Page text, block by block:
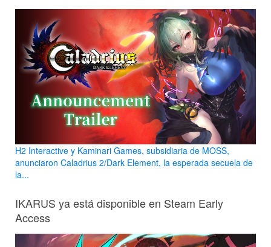
H2 Interactive y Kaminari Games, subsidiaria de MOSS,
anunciaron Caladrius 2/Dark Element, la esperada secuela de
la...
IKARUS ya está disponible en Steam Early
Access